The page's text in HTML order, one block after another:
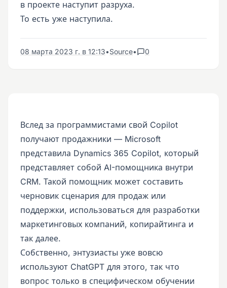
в проекте наступит разруха.
То есть уже наступила.
08 марта 2023 г. в 12:13•Source• 0
Вслед за программистами свой Copilot
получают продажники — Microsoft
представила Dynamics 365 Copilot, который
представляет собой AI-помощника внутри
CRM. Такой помощник может составить
черновик сценария для продаж или
поддержки, использоваться для разработки
маркетинговых компаний, копирайтинга и
так далее.
Собственно, энтузиасты уже вовсю
используют ChatGPT для этого, так что
вопрос только в специфическом обучении